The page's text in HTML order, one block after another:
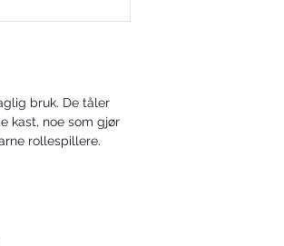
bruk. De tåler
kast, noe som gjør
rollespillere.